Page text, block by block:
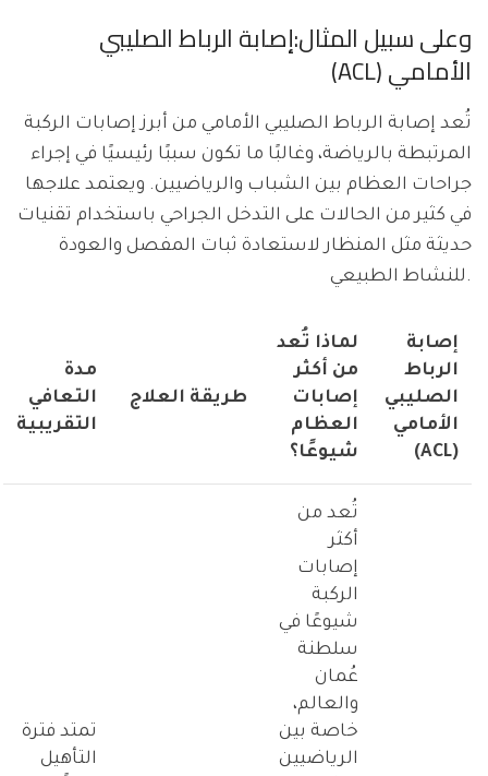
وعلى سبيل المثال:إصابة الرباط الصليبي
الأمامي (ACL)
تُعد إصابة الرباط الصليبي الأمامي من أبرز إصابات الركبة
المرتبطة بالرياضة، وغالبًا ما تكون سببًا رئيسيًا في إجراء
جراحات العظام بين الشباب والرياضيين. ويعتمد علاجها
في كثير من الحالات على التدخل الجراحي باستخدام تقنيات
حديثة مثل المنظار لاستعادة ثبات المفصل والعودة
للنشاط الطبيعي.
إصابة
الرباط
الصليبي
الأمامي
(ACL)
لماذا تُعد
من أكثر
إصابات
العظام
شيوعًا؟
طريقة العلاج
مدة
التعافي
التقريبية
تُعد من
أكثر
إصابات
الركبة
شيوعًا في
سلطنة
عُمان
والعالم،
خاصة بين
الرياضيين
تمتد فترة
التأهيل